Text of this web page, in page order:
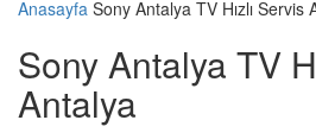
Anasayfa Sony Antalya TV Hızlı Servis
Sony Antalya TV
Antalya